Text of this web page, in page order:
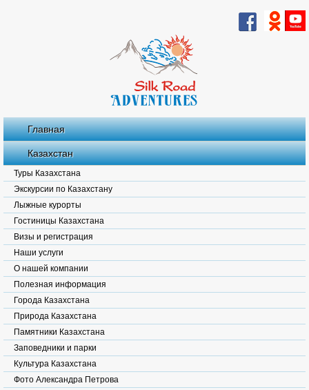
Главная
Казахстан
Туры Казахстана
Экскурсии по Казахстану
Лыжные курорты
Гостиницы Казахстана
Визы и регистрация
Наши услуги
О нашей компании
Полезная информация
Города Казахстана
Природа Казахстана
Памятники Казахстана
Заповедники и парки
Культура Казахстана
Фото Александра Петрова